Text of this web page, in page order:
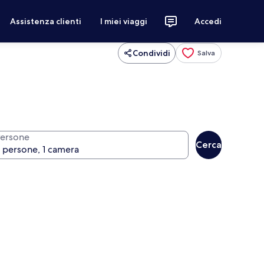
Assistenza clienti I miei viaggi Accedi
Condividi Salva
Cerca